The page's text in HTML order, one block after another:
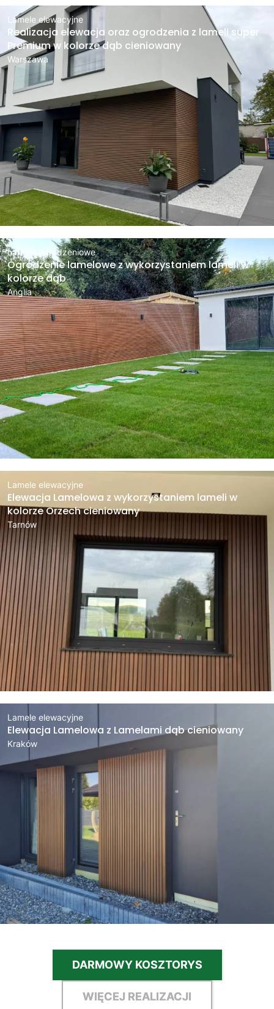
Lamele elewacyjne
Realizacja elewacja oraz ogrodzenia z lameli super
Premium w kolorze dąb cieniowany
Warszawa
Lamele ogrodzeniowe
Ogrodzenie lamelowe z wykorzystaniem lameli w
kolorze dąb
Anglia
Lamele elewacyjne
Elewacja Lamelowa z wykorzystaniem lameli w
kolorze Orzech cieniowany
Tarnów
Lamele elewacyjne
Elewacja Lamelowa z Lamelami dąb cieniowany
Kraków
DARMOWY KOSZTORYS
WIĘCEJ REALIZACJI